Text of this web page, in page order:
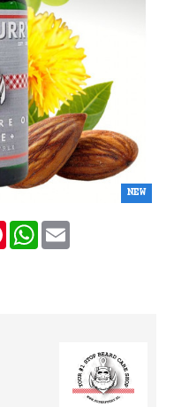
NEW
Pinterest
WhatsApp
Email